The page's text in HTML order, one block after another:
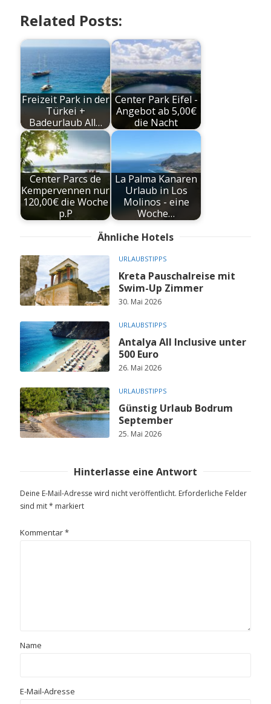
Related Posts:
Freizeit Park in der
Türkei +
Badeurlaub All…
Center Park Eifel -
Angebot ab 5,00€
die Nacht
Center Parcs de
Kempervennen nur
120,00€ die Woche
p.P
La Palma Kanaren
Urlaub in Los
Molinos - eine
Woche…
Ähnliche Hotels
URLAUBSTIPPS
Kreta Pauschalreise mit
Swim-Up Zimmer
30. Mai 2026
URLAUBSTIPPS
Antalya All Inclusive unter
500 Euro
26. Mai 2026
URLAUBSTIPPS
Günstig Urlaub Bodrum
September
25. Mai 2026
Hinterlasse eine Antwort
Deine E-Mail-Adresse wird nicht veröffentlicht. Erforderliche Felder
sind mit* markiert
Kommentar*
Name
E-Mail-Adresse